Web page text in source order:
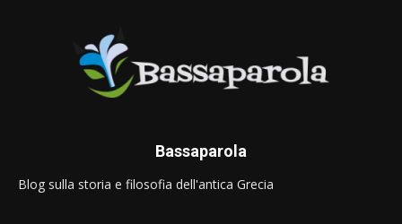
Bassaparola
Blog sulla storia e filosofia dell'antica Grecia